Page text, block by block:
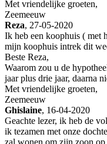
Met vriendelijke groeten,
Zeemeeuw
Reza, 27-05-2020
Ik heb een koophuis ( met
mijn koophuis intrek dit
Beste Reza,
Waarom zou u de
jaar plus drie jaar, daarna
Met vriendelijke groeten,
Zeemeeuw
Ghislaine, 16-04-2020
Geachte lezer, ik heb de
ik tezamen met onze